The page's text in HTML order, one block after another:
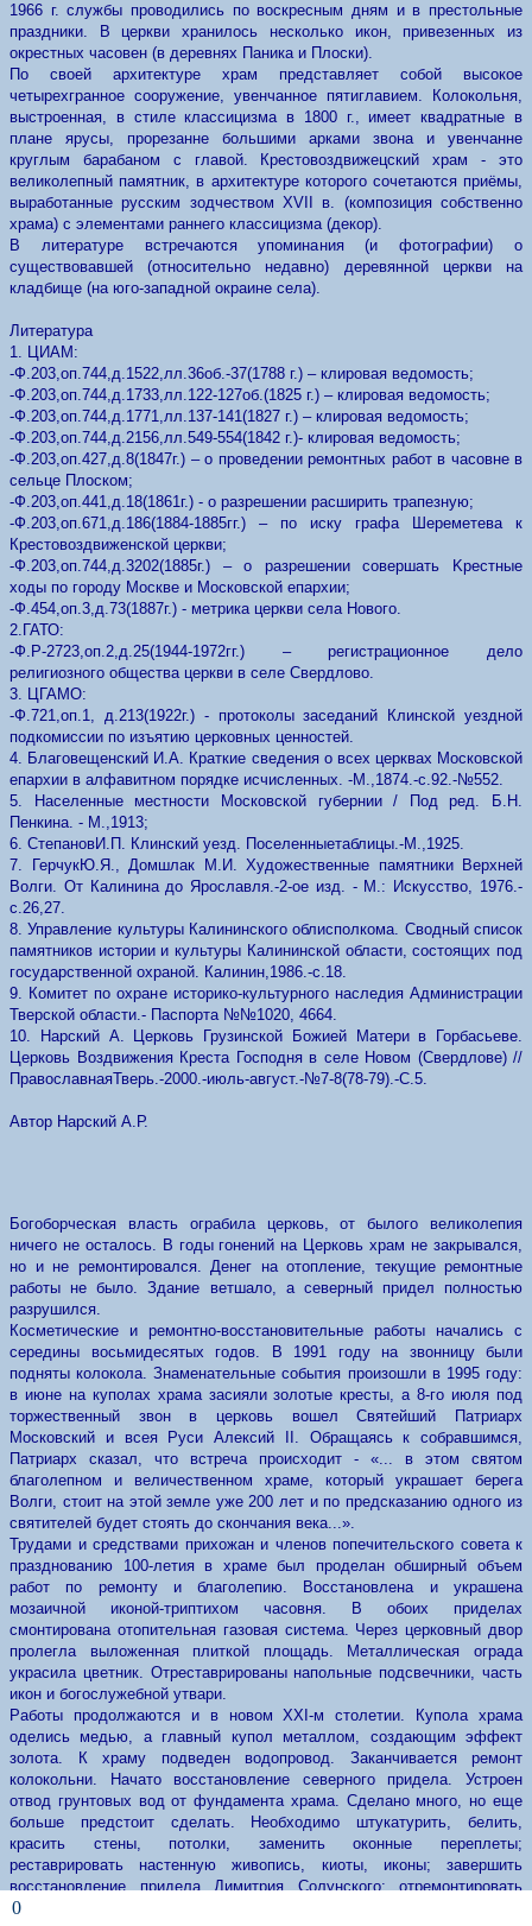
1966 г. службы проводились по воскресным дням и в престольные
праздники. В церкви хранилось несколько икон, привезенных из
окрестных часовен (в деревнях Паника и Плоски).
По своей архитектуре храм представляет собой высокое
четырехгранное сооружение, увенчанное пятиглавием. Колокольня,
выстроенная, в стиле классицизма в 1800 г., имеет квадратные в
плане ярусы, прорезанне большими арками звона и увенчанне
круглым барабаном с главой. Крестовоздвижецский храм - это
великолепный памятник, в архитектуре которого сочетаются приёмы,
выработанные русским зодчеством ХVII в. (композиция собственно
храма) с элементами раннего классицизма (декор).
В литературе встречаются упоминания (и фотографии) о
существовавшей (относительно недавно) деревянной церкви на
кладбище (на юго-западной окраине села).
Литература
1. ЦИАМ:
-Ф.203,оп.744,д.1522,лл.36об.-37(1788 г.) – клировая ведомость;
-Ф.203,оп.744,д.1733,лл.122-127об.(1825 г.) – клировая ведомость;
-Ф.203,оп.744,д.1771,лл.137-141(1827 г.) – клировая ведомость;
-Ф.203,оп.744,д.2156,лл.549-554(1842 г.)- клировая ведомость;
-Ф.203,оп.427,д.8(1847г.) – о проведении ремонтных работ в часовне в
сельце Плоском;
-Ф.203,оп.441,д.18(1861г.) - о разрешении расширить трапезную;
-Ф.203,оп.671,д.186(1884-1885гг.) – по иску графа Шереметева к
Крестовоздвиженской церкви;
-Ф.203,оп.744,д.3202(1885г.) – о разрешении совершать Kpeстныe
ходы по городу Москве и Московской епархии;
-Ф.454,оп.3,д.73(1887г.) - метрика церкви села Нового.
2.ГАТО:
-Ф.Р-2723,оп.2,д.25(1944-1972гг.) – регистрационное дело
религиозного общества церкви в селе Свердлово.
3. ЦГАМО:
-Ф.721,оп.1, д.213(1922г.) - протоколы заседаний Клинской уездной
подкомиссии по изъятию церковных ценностей.
4. Благовещенский И.А. Краткие сведения о всех церквах Московской
епархии в алфавитном порядке исчисленных. -М.,1874.-с.92.-№552.
5. Населенные местности Московской губернии / Под ред. Б.Н.
Пенкина. - М.,1913;
6. СтепановИ.П. Клинский уезд. Поселенныетаблицы.-М.,1925.
7. ГерчукЮ.Я., Домшлак М.И. Художественные памятники Верхней
Волги. От Калинина до Ярославля.-2-ое изд. - М.: Искусство, 1976.-
с.26,27.
8. Управление культуры Калининского облисполкома. Сводный список
памятников истории и культуры Калининской области, состоящих под
государственной охраной. Калинин,1986.-с.18.
9. Комитет по охране историко-культурного наследия Администрации
Тверской области.- Паспорта №№1020, 4664.
10. Нарский A. Церковь Грузинской Божией Матери в Горбасьеве.
Церковь Воздвижения Креста Господня в селе Новом (Свердлове) //
ПравославнаяТверь.-2000.-июль-август.-№7-8(78-79).-С.5.
Автор Нарский А.Р.
Богоборческая власть ограбила церковь, от былого великолепия
ничего не осталось. В годы гонений на Церковь храм не закрывался,
но и не ремонтировался. Денег на отопление, текущие ремонтные
работы не было. Здание ветшало, а северный придел полностью
разрушился.
Косметические и ремонтно-восстановительные работы начались с
середины восьмидесятых годов. В 1991 году на звонницу были
подняты колокола. Знаменательные события произошли в 1995 году:
в июне на куполах храма засияли золотые кресты, а 8-го июля под
торжественный звон в церковь вошел Святейший Патриарх
Московский и всея Руси Алексий II. Обращаясь к собравшимся,
Патриарх сказал, что встреча происходит - «... в этом святом
благолепном и величественном храме, который украшает берега
Волги, стоит на этой земле уже 200 лет и по предсказанию одного из
святителей будет стоять до скончания века...».
Трудами и средствами прихожан и членов попечительского совета к
празднованию 100-летия в храме был проделан обширный объем
работ по ремонту и благолепию. Восстановлена и украшена
мозаичной иконой-триптихом часовня. В обоих приделах
смонтирована отопительная газовая система. Через церковный двор
пролегла выложенная плиткой площадь. Металлическая ограда
украсила цветник. Отреставрированы напольные подсвечники, часть
икон и богослужебной утвари.
Работы продолжаются и в новом XXI-м столетии. Купола храма
оделись медью, а главный купол металлом, создающим эффект
золота. К храму подведен водопровод. Заканчивается ремонт
колокольни. Начато восстановление северного придела. Устроен
отвод грунтовых вод от фундамента храма. Сделано много, но еще
больше предстоит сделать. Необходимо штукатурить, белить,
красить стены, потолки, заменить оконные переплеты;
реставрировать настенную живопись, киоты, иконы; завершить
восстановление придела Димитрия Солунского; отремонтировать
кровлю, ограду... Церковные доходы невелики. Вся надежда на Бога.
0